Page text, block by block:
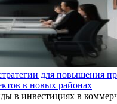
для повышения
в новых районах
в инвестициях в